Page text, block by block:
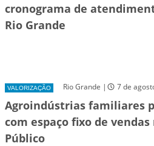
cronograma de
Rio Grande
VALORIZAÇÃO Rio Grande | 7 de
Agroindústrias familiares
com espaço fixo de
Público